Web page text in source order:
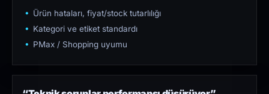
Ürün hataları, fiyat/stock tutarlılığı
Kategori ve etiket standardı
PMax / Shopping uyumu